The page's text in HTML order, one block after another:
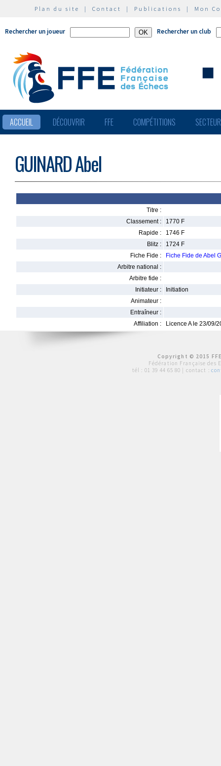
Plan du site | Contact | Publications | Mon
Rechercher un joueur Rechercher un club
ACCUEIL DÉCOUVRIR FFE COMPÉTITIONS
GUINARD Abel
Titre :
Classement :
1770 F
Rapide :
1746 F
Blitz :
1724 F
Fiche Fide :
Fiche Fide de Abel
Arbitre national :
Arbitre fide :
Initiateur :
Initiation
Animateur :
Entraîneur :
Affiliation :
Licence A le 23/09/
Copyright © 2015
Fédération Française des
tél : 01 39 44 65 80 | contact :